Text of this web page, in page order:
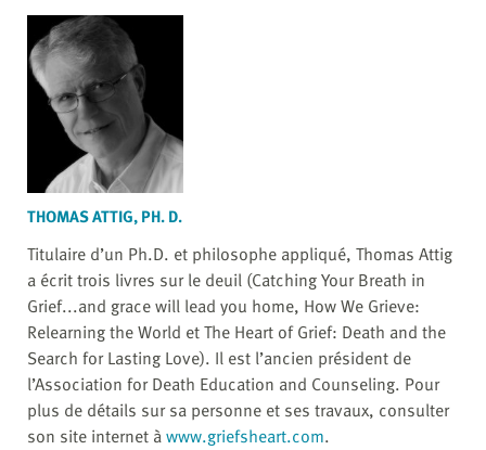
THOMAS ATTIG, PH. D.
Titulaire d’un Ph.D. et philosophe appliqué, Thomas Attig
a écrit trois livres sur le deuil (Catching Your Breath in
Grief...and grace will lead you home, How We Grieve:
Relearning the World et The Heart of Grief: Death and the
Search for Lasting Love). Il est l’ancien président de
l’Association for Death Education and Counseling. Pour
plus de détails sur sa personne et ses travaux, consulter
son site internet àwww.griefsheart.com.